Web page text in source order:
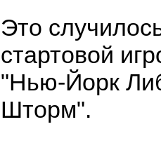
Это
стартовой
"Нью-Йорк
Шторм".